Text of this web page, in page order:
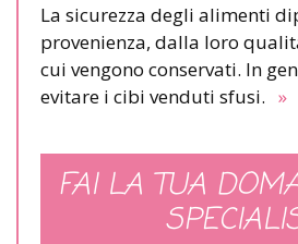
La sicurezza degli alimenti
provenienza, dalla loro
cui vengono conservati. In
evitare i cibi venduti sfusi. »
FAI LA TUA